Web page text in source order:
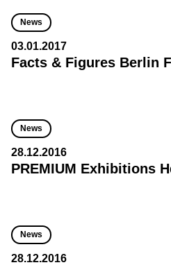
News
03.01.2017
Facts & Figures Berlin
News
28.12.2016
PREMIUM Exhibitions
News
28.12.2016